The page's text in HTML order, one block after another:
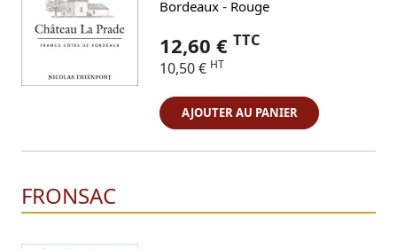
Bordeaux - Rouge
12,60 € TTC
10,50 € HT
AJOUTER AU PANIER
FRONSAC